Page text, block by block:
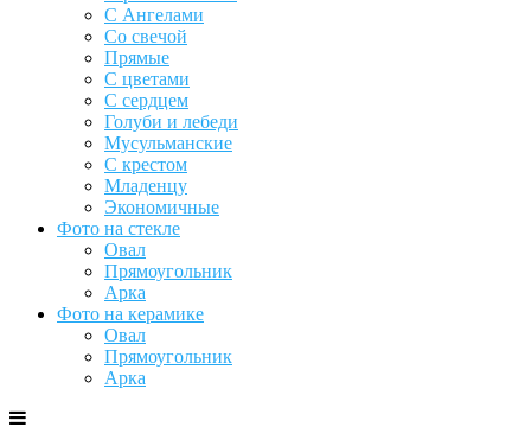
С Ангелами
Со свечой
Прямые
С цветами
С сердцем
Голуби и лебеди
Мусульманские
С крестом
Младенцу
Экономичные
Фото на стекле
Овал
Прямоугольник
Арка
Фото на керамике
Овал
Прямоугольник
Арка